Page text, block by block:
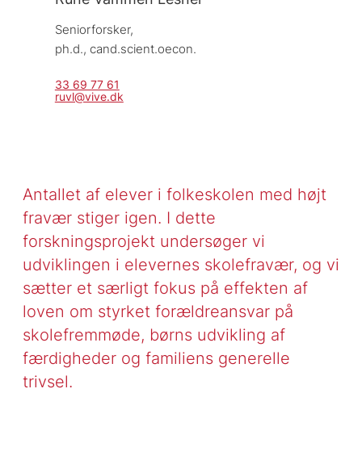
Seniorforsker,
ph.d., cand.scient.oecon.
33 69 77 61
ruvl@vive.dk
Antallet af elever i folkeskolen med højt
fravær stiger igen. I dette
forskningsprojekt undersøger vi
udviklingen i elevernes skolefravær, og vi
sætter et særligt fokus på effekten af
loven om styrket forældreansvar på
skolefremmøde, børns udvikling af
færdigheder og familiens generelle
trivsel.